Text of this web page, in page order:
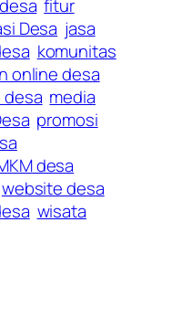
fitur
Desa jasa
komunitas
online desa
media
promosi
desa
website desa
wisata